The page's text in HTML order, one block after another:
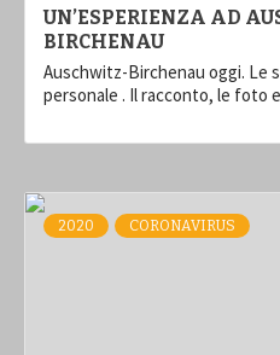
UN’ESPERIENZA AD
BIRCHENAU
Auschwitz-Birchenau oggi. Le
personale . Il racconto, le foto
2020 CORONAVIRUS